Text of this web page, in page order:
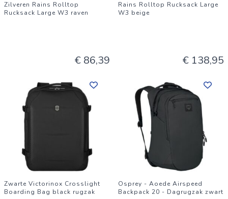
Zilveren Rains Rolltop
Rucksack Large W3 raven
€ 86,39
Rains Rolltop Rucksack Large
W3 beige
€ 138,95
Zwarte Victorinox Crosslight
Boarding Bag black rugzak
Osprey - Aoede Airspeed
Backpack 20 - Dagrugzak zwart